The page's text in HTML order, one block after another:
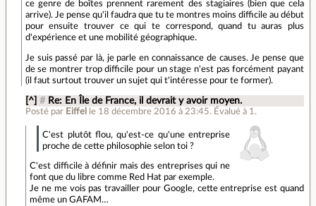
ce genre de boîtes prennent rarement des stagiaires (bien que cela
arrive). Je pense qu'il faudra que tu te montres moins difficile au début
pour ensuite trouver ce qui te correspond, quand tu auras plus
d'expérience et une mobilité géographique.
Je suis passé par là, je parle en connaissance de causes. Je pense que
de se montrer trop difficile pour un stage n'est pas forcément payant
(il faut surtout trouver un sujet qui t'intéresse pour te former).
[^] # Re: En Île de France, il devrait y avoir moyen.
Posté par Eiffel le 18 décembre 2016 à 23:45. Évalué à 1 .
C'est plutôt flou, qu'est-ce qu'une entreprise
proche de cette philosophie selon toi ?
C'est difficile à définir mais des entreprises qui ne
font que du libre comme Red Hat par exemple.
Je ne me vois pas travailler pour Google, cette entreprise est quand
même un GAFAM…